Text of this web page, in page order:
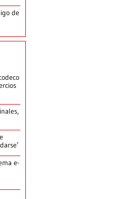
de
e-